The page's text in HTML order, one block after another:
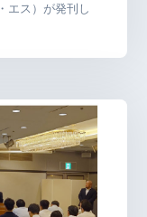
エス）が発刊し